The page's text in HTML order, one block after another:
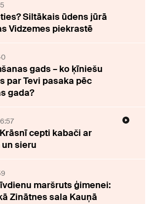
Siltākais ūdens jūrā
Vidzemes piekrastē
gads – ko ķīniešu
par Tevi pasaka pēc
gada?
cepti kabači ar
sieru
maršruts ģimenei:
Zinātnes sala Kauņā